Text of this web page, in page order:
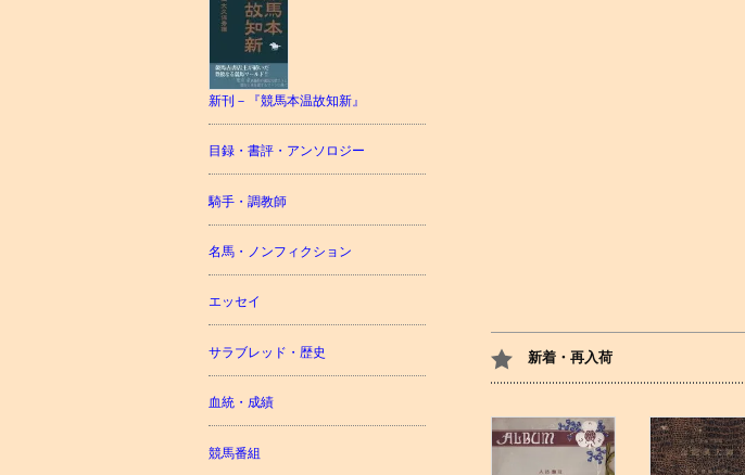
新着・再入荷
新刊－『競馬本温故知新』
目録・書評・アンソロジー
騎手・調教師
名馬・ノンフィクション
エッセイ
サラブレッド・歴史
血統・成績
競馬番組